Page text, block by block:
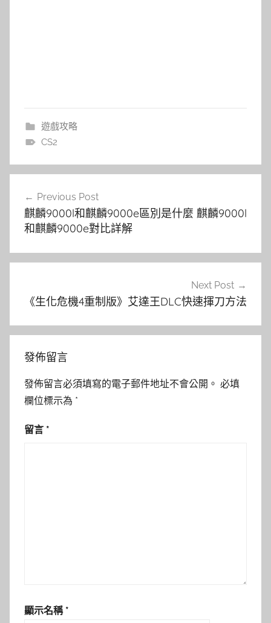
遊戲攻略
CS2
導
覽
Previous Post
麒麟9000l和麒麟9000e區別是什麼 麒麟9000l
和麒麟9000e對比詳解
Next Post
《生化危機4重制版》艾達王DLC快速揮刀方法
發佈留言
發佈留言必須填寫的電子郵件地址不會公開。 必填
欄位標示為 *
留言 *
顯示名稱 *